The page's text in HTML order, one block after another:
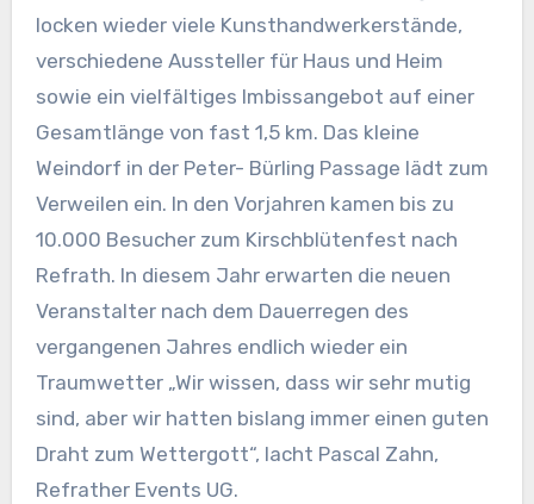
locken wieder viele Kunsthandwerkerstände,
verschiedene Aussteller für Haus und Heim
sowie ein vielfältiges Imbissangebot auf einer
Gesamtlänge von fast 1,5 km. Das kleine
Weindorf in der Peter- Bürling Passage lädt zum
Verweilen ein. In den Vorjahren kamen bis zu
10.000 Besucher zum Kirschblütenfest nach
Refrath. In diesem Jahr erwarten die neuen
Veranstalter nach dem Dauerregen des
vergangenen Jahres endlich wieder ein
Traumwetter „Wir wissen, dass wir sehr mutig
sind, aber wir hatten bislang immer einen guten
Draht zum Wettergott“, lacht Pascal Zahn,
Refrather Events UG.